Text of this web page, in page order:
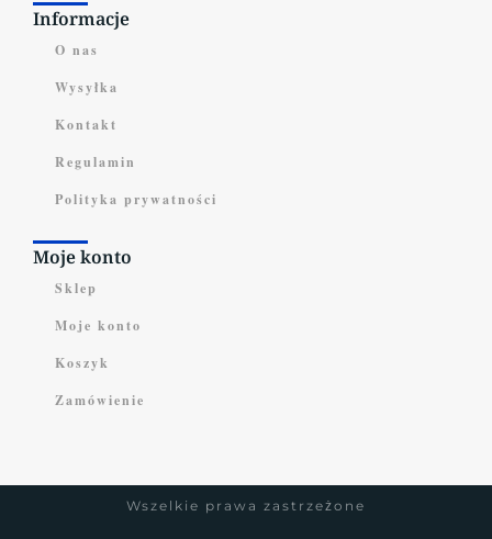
Informacje
O nas
Wysyłka
Kontakt
Regulamin
Polityka prywatności
Moje konto
Sklep
Moje konto
Koszyk
Zamówienie
Wszelkie prawa zastrzeżone